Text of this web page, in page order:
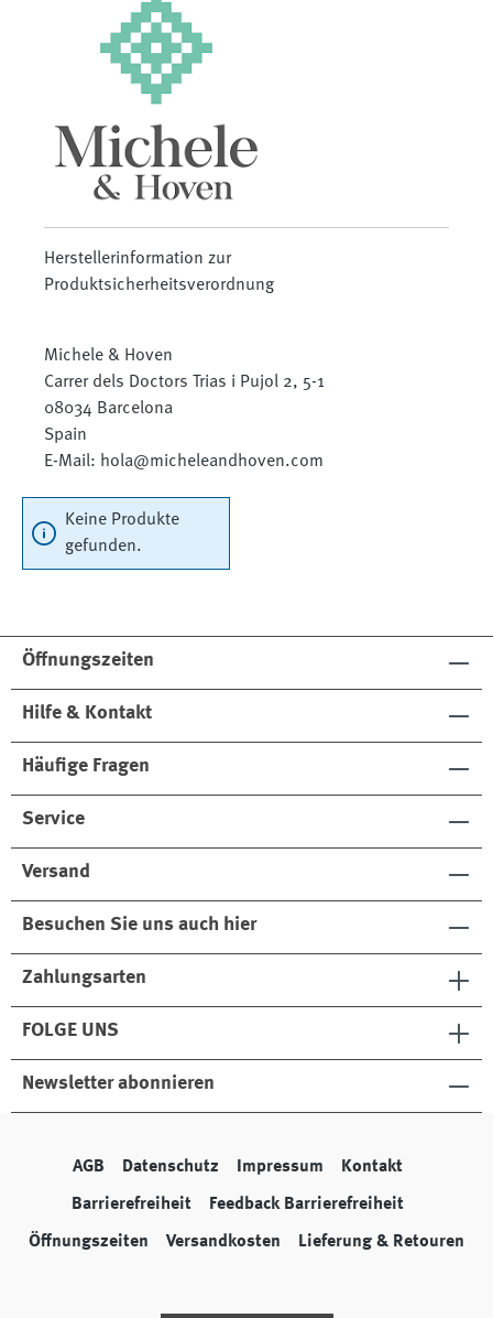
Herstellerinformation zur
Produktsicherheitsverordnung
Michele & Hoven
Carrer dels Doctors Trias i Pujol 2, 5-1
08034 Barcelona
Spain
E-Mail: hola@micheleandhoven.com
Keine Produkte
gefunden.
Öffnungszeiten
Hilfe & Kontakt
Häufige Fragen
Service
Versand
Besuchen Sie uns auch hier
Zahlungsarten
FOLGE UNS
Newsletter abonnieren
AGB Datenschutz Impressum Kontakt
Barrierefreiheit Feedback Barrierefreiheit
Öffnungszeiten Versandkosten Lieferung & Retouren